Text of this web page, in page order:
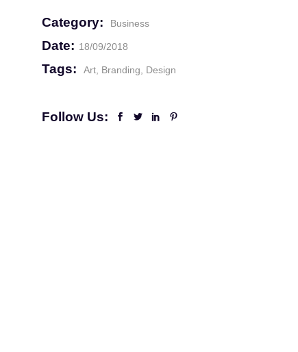
Category: Business
Date: 18/09/2018
Tags: Art Branding Design
Follow Us: